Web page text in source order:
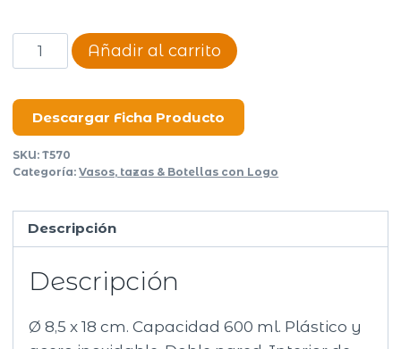
Mug
Dyker
Añadir al carrito
Descargar Ficha Producto
SKU:T570
Categoría:Vasos, tazas & Botellas con Logo
Descripción
Descripción
Ø 8,5 x 18 cm. Capacidad 600 ml. Plástico y